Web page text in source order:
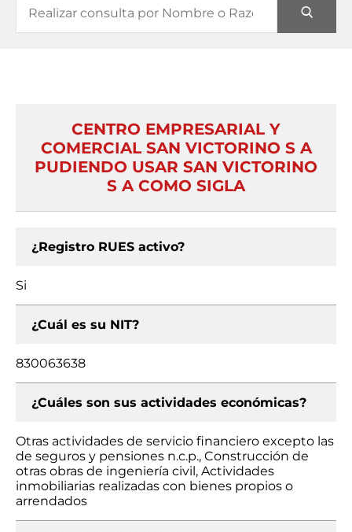
CENTRO EMPRESARIAL Y
COMERCIAL SAN VICTORINO S A
PUDIENDO USAR SAN VICTORINO
S A COMO SIGLA
¿Registro RUES activo?
Si
¿Cuál es su NIT?
830063638
¿Cuáles son sus actividades económicas?
Otras actividades de servicio financiero excepto las
de seguros y pensiones n.c.p., Construcción de
otras obras de ingeniería civil, Actividades
inmobiliarias realizadas con bienes propios o
arrendados